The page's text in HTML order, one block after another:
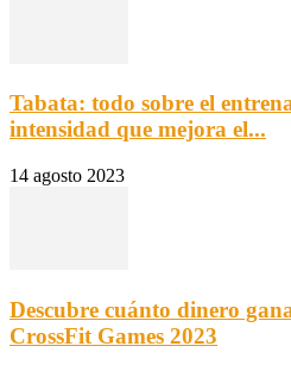
Tabata: todo sobre el
intensidad que mejora el...
14 agosto 2023
Descubre cuánto dinero
CrossFit Games 2023